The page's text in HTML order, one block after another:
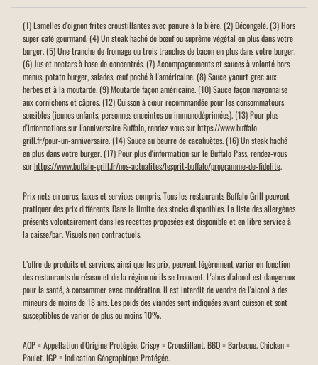
(1) Lamelles d'oignon frites croustillantes avec panure à la bière. (2) Décongelé. (3) Hors
super café gourmand. (4) Un steak haché de bœuf ou suprême végétal en plus dans votre
burger. (5) Une tranche de fromage ou trois tranches de bacon en plus dans votre burger.
(6) Jus et nectars à base de concentrés. (7) Accompagnements et sauces à volonté hors
menus, potato burger, salades, œuf poché à l'américaine. (8) Sauce yaourt grec aux
herbes et à la moutarde. (9) Moutarde façon américaine. (10) Sauce façon mayonnaise
aux cornichons et câpres. (12) Cuisson à cœur recommandée pour les consommateurs
sensibles (jeunes enfants, personnes enceintes ou immunodéprimées). (13) Pour plus
d'informations sur l'anniversaire Buffalo, rendez-vous sur https://www.buffalo-
grill.fr/pour-un-anniversaire. (14) Sauce au beurre de cacahuètes. (16) Un steak haché
en plus dans votre burger. (17) Pour plus d'information sur le Buffalo Pass, rendez-vous
surhttps://www.buffalo-grill.fr/nos-actualites/lesprit-buffalo/programme-de-fidelite.
Prix nets en euros, taxes et services compris. Tous les restaurants Buffalo Grill peuvent
pratiquer des prix différents. Dans la limite des stocks disponibles. La liste des allergènes
présents volontairement dans les recettes proposées est disponible et en libre service à
la caisse/bar. Visuels non contractuels.
L’offre de produits et services, ainsi que les prix, peuvent légèrement varier en fonction
des restaurants du réseau et de la région où ils se trouvent. L'abus d'alcool est dangereux
pour la santé, à consommer avec modération. Il est interdit de vendre de l'alcool à des
mineurs de moins de 18 ans. Les poids des viandes sont indiquées avant cuisson et sont
susceptibles de varier de plus ou moins 10%.
AOP = Appellation d'Origine Protégée. Crispy = Croustillant. BBQ = Barbecue. Chicken =
Poulet. IGP = Indication Géographique Protégée.